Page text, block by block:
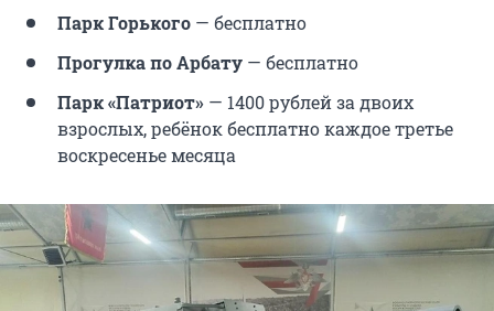
Парк Горького — бесплатно
Прогулка по Арбату — бесплатно
Парк «Патриот» — 1400 рублей за двоих
взрослых, ребёнок бесплатно каждое третье
воскресенье месяца